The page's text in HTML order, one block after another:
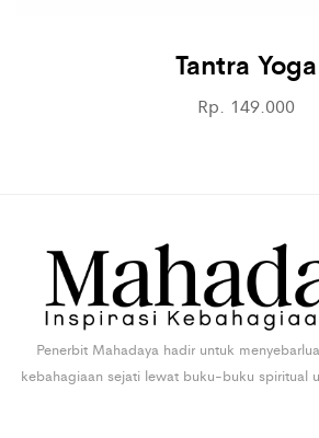
Tantra Yoga
Rp. 149.000
Penerbit Mahadaya hadir untuk
kebahagiaan sejati lewat buku-buku spiritual